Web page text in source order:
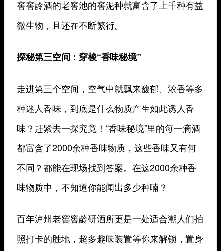
窖窖龄酒的老窖池的窖泥种就富含了上千种有益
微生物，且还在不断繁衍。
探秘第三空间：穿梭“香味秘境”
走进第三个空间，空气中就飘来馥郁、浓香等多
种迷人香味，到底是什么物质产生如此诱人香
味？赶紧去一探究竟！“香味秘境”里的每一滴酒
都富含了2000余种香味物质，这些香味又有何
不同？都能在现场找到答案。在这2000余种香
味物质中，不知道你能闻出多少种喃？
百年泸州老窖窖龄研酒所更是一处适合潮人们拍
照打卡的胜地，超多趣味装置等你来解锁，置身